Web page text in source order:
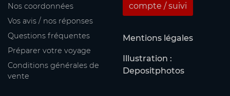
Nos coordonnées
Vos avis / nos réponses
Questions fréquentes
Préparer votre voyage
Conditions générales de
vente
compte / suivi
Mentions légales
Illustration :
Depositphotos